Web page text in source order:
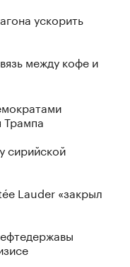
ускорить
между кофе и
Трампа
сирийской
Lauder «закрыл